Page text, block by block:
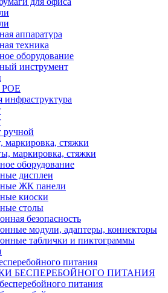
аппаратура
техника
оборудование
инструмент
ручной
маркировка, стяжки
маркировка, стяжки
оборудование
дисплеи
ЖК панели
киоски
столы
безопасность
модули, адаптеры, коннекторы
таблички и пиктограммы
питания
БЕСПЕРЕБОЙНОГО ПИТАНИЯ
питания